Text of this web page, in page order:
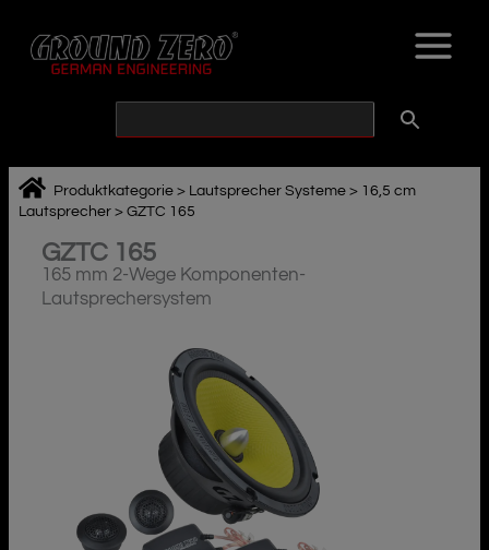
springen
Produktkategorie > Lautsprecher Systeme > 16,5 cm
Lautsprecher >GZTC 165
GZTC 165
165 mm 2-Wege Komponenten-
Lautsprechersystem